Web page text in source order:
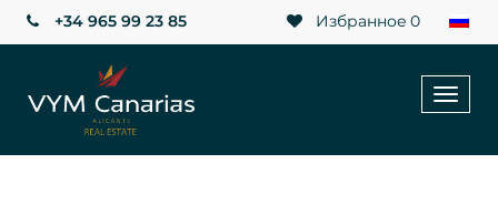
Избранное 0
+34 965 99 23 85